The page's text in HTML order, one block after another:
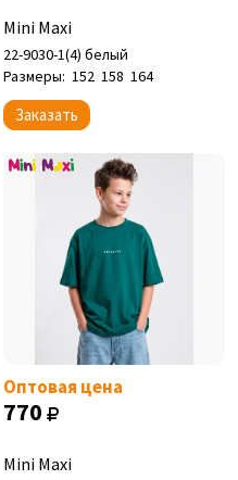
Mini Maxi
22-9030-1(4) белый
Размеры: 152 158 164
Заказать
Оптовая цена
770
Mini Maxi